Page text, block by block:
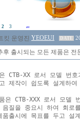
2 3
YEOEUI DATE
후 출시되는 모든 제품은
CTB-XX 로서 모델 번
제작이 쉽도록 설계하
은 CTB-XXX 로서 모델
음질을 중요시 하여 회로
품출시에 목표를 두고 설